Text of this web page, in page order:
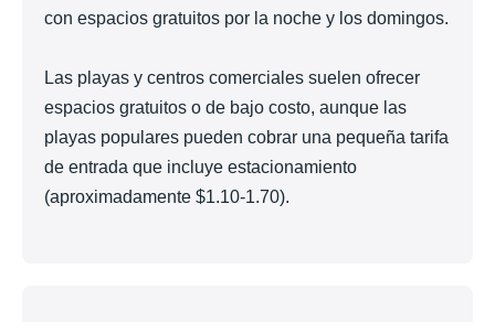
con espacios gratuitos por la noche y los domingos.
Las playas y centros comerciales suelen ofrecer
espacios gratuitos o de bajo costo, aunque las
playas populares pueden cobrar una pequeña tarifa
de entrada que incluye estacionamiento
(aproximadamente $1.10-1.70).